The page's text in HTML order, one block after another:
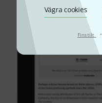
Vägra cookies
Finstilt ·